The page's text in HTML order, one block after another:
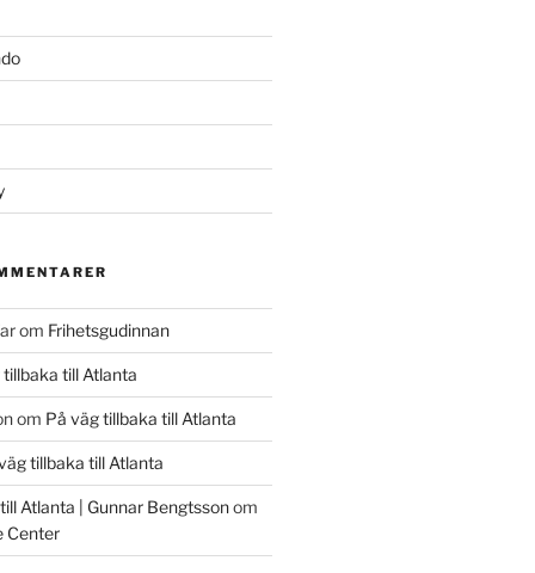
om Frihetsgudinnan
till Atlanta
om På väg tillbaka till Atlanta
tillbaka till Atlanta
Atlanta | Gunnar Bengtssonom
Center